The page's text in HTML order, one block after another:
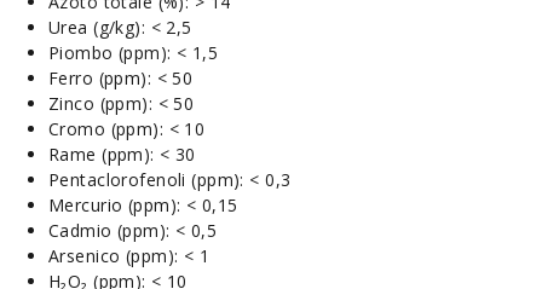
Urea (g/kg): < 2,5
Piombo (ppm): < 1,5
Ferro (ppm): < 50
Zinco (ppm): < 50
Cromo (ppm): < 10
Rame (ppm): < 30
Pentaclorofenoli (ppm): < 0,3
Mercurio (ppm): < 0,15
Cadmio (ppm): < 0,5
Arsenico (ppm): < 1
H₂O₂ (ppm): < 10